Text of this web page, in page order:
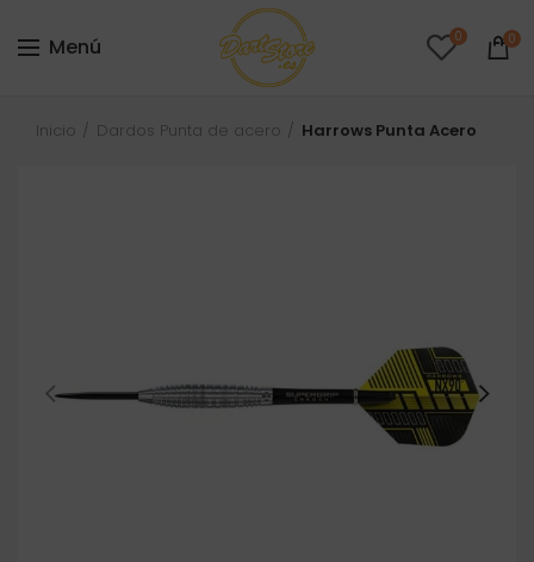
Menú 0 0
Inicio Dardos Punta de acero Harrows Punta Acero